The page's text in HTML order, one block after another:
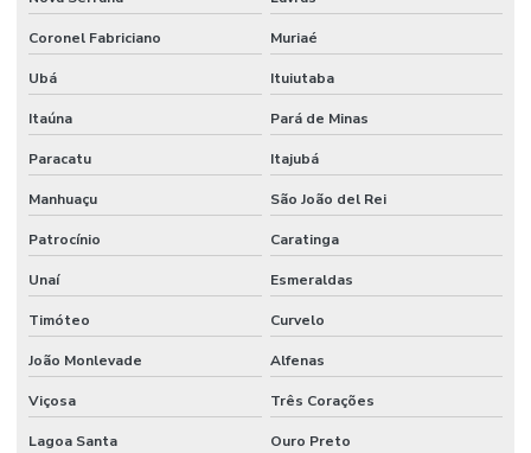
Coronel Fabriciano Muriaé
Ubá Ituiutaba
Itaúna Pará de Minas
Paracatu Itajubá
Manhuaçu São João del Rei
Patrocínio Caratinga
Unaí Esmeraldas
Timóteo Curvelo
João Monlevade Alfenas
Viçosa Três Corações
Lagoa Santa Ouro Preto